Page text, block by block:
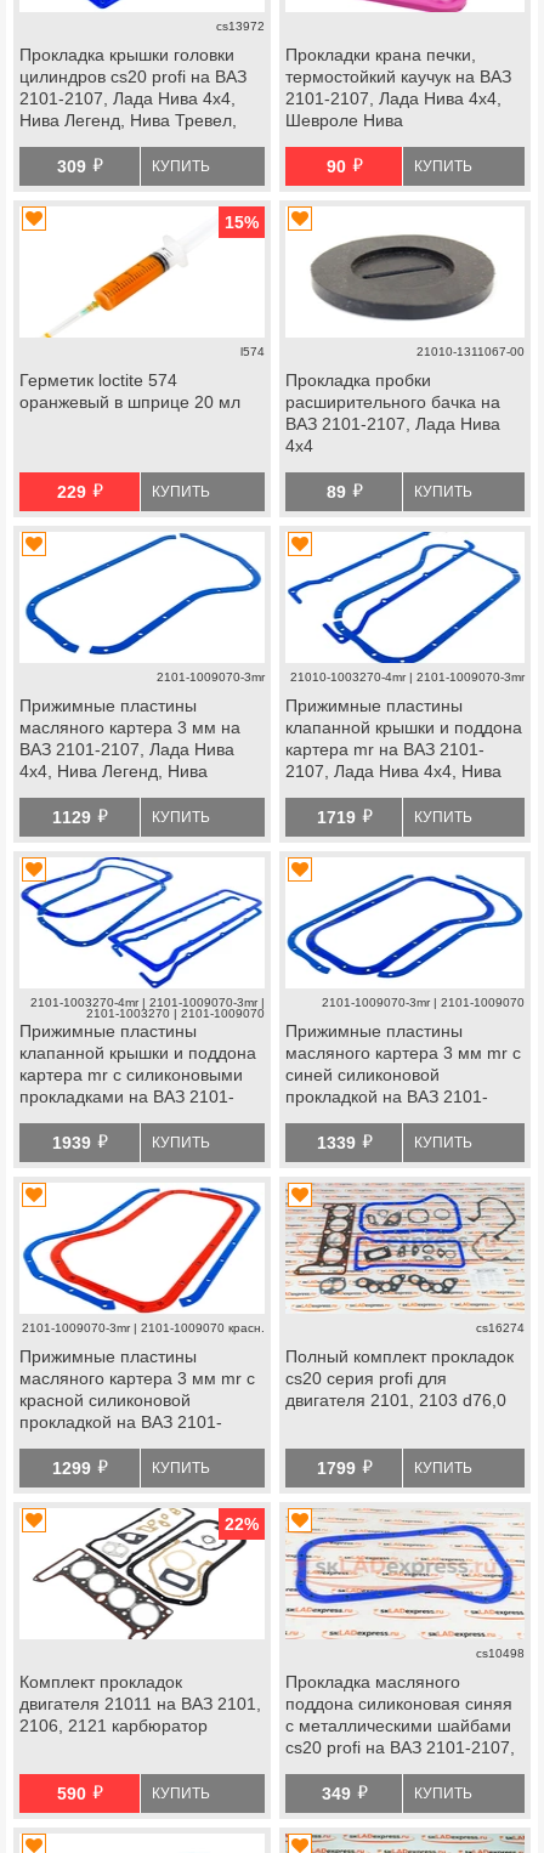
cs13972
Прокладка крышки головки
цилиндров cs20 profi на ВАЗ
2101-2107, Лада Нива 4х4,
Нива Легенд, Нива Тревел,
309 й КУПИТЬ
Прокладки крана печки,
термостойкий каучук на ВАЗ
2101-2107, Лада Нива 4х4,
Шевроле Нива
90 й КУПИТЬ
15%
l574
Герметик loctite 574
оранжевый в шприце 20 мл
229 й КУПИТЬ
21010-1311067-00
Прокладка пробки
расширительного бачка на
ВАЗ 2101-2107, Лада Нива
4х4
89 й КУПИТЬ
2101-1009070-3mr
Прижимные пластины
масляного картера 3 мм на
ВАЗ 2101-2107, Лада Нива
4х4, Нива Легенд, Нива
1129 й КУПИТЬ
21010-1003270-4mr | 2101-1009070-3mr
Прижимные пластины
клапанной крышки и поддона
картера mr на ВАЗ 2101-
2107, Лада Нива 4х4, Нива
Шевроле Нива
1719 й КУПИТЬ
2101-1003270-4mr | 2101-1009070-3mr |
2101-1003270 | 2101-1009070
Прижимные пластины
клапанной крышки и поддона
картера mr с силиконовыми
прокладками на ВАЗ 2101-
Легенд, Нива Тревел,
Шевроле Нива
1939 й КУПИТЬ
2101-1009070-3mr | 2101-1009070
Прижимные пластины
масляного картера 3 мм mr с
синей силиконовой
прокладкой на ВАЗ 2101-
Легенд, Нива Тревел,
Шевроле Нива
1339 й КУПИТЬ
2101-1009070-3mr | 2101-1009070 красн.
Прижимные пластины
масляного картера 3 мм mr с
красной силиконовой
прокладкой на ВАЗ 2101-
Легенд, Нива Тревел,
Шевроле Нива
1299 й КУПИТЬ
cs16274
Полный комплект прокладок
cs20 серия profi для
двигателя 2101, 2103 d76,0
1799 й КУПИТЬ
22%
Комплект прокладок
двигателя 21011 на ВАЗ 2101,
2106, 2121 карбюратор
590 й КУПИТЬ
cs10498
Прокладка масляного
поддона силиконовая синяя
с металлическими шайбами
cs20 profi на ВАЗ 2101-2107,
349 й КУПИТЬ